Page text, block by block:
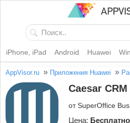
iPhone, iPad Android Huawei
AppVisor.ru » Приложения Huawei »
Caesar CRM
от SuperOffice
Цена: Бесплатно